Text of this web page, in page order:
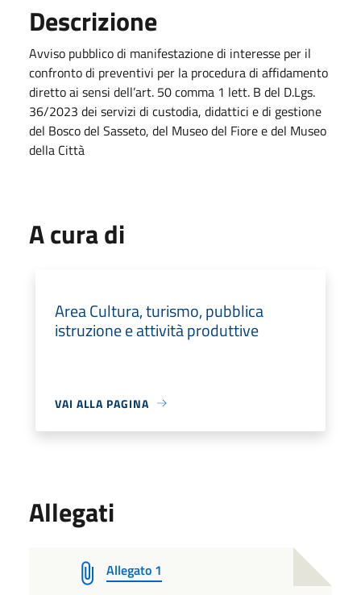
Descrizione
Avviso pubblico di manifestazione di interesse per il
confronto di preventivi per la procedura di affidamento
diretto ai sensi dell’art. 50 comma 1 lett. B del D.Lgs.
36/2023 dei servizi di custodia, didattici e di gestione
del Bosco del Sasseto, del Museo del Fiore e del Museo
della Città
A cura di
Area Cultura, turismo, pubblica
istruzione e attività produttive
VAI ALLA PAGINA
Allegati
Allegato 1